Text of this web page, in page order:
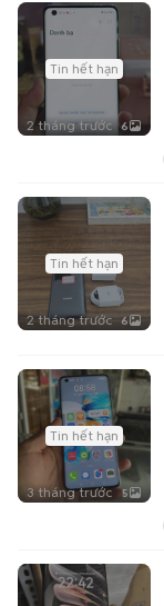
Tin hết hạn
2 tháng trước 6
Tin hết hạn
2 tháng trước 6
Tin hết hạn
3 tháng trước 5